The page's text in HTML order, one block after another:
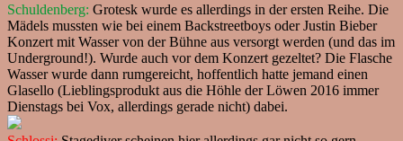
Schuldenberg: Grotesk wurde es allerdings in der ersten Reihe. Die
Mädels mussten wie bei einem Backstreetboys oder Justin Bieber
Konzert mit Wasser von der Bühne aus versorgt werden (und das im
Underground!). Wurde auch vor dem Konzert gezeltet? Die Flasche
Wasser wurde dann rumgereicht, hoffentlich hatte jemand einen
Glasello (Lieblingsprodukt aus die Höhle der Löwen 2016 immer
Dienstags bei Vox, allerdings gerade nicht) dabei.